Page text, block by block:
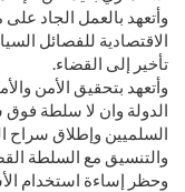
وأتعهد بالعمل الجاد
الاقتصادية للفصائل
تأخير إلى القضاء.
وأتعهد بتحقيق الأمن
الدولة وان لا سلطة فوق
السلميين وإطلاق سراح
والتنسيق مع السلطة
وحظر إساءة استخدام